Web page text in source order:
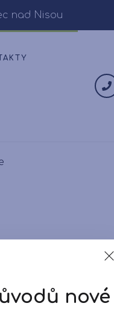
nad Nisou
nové